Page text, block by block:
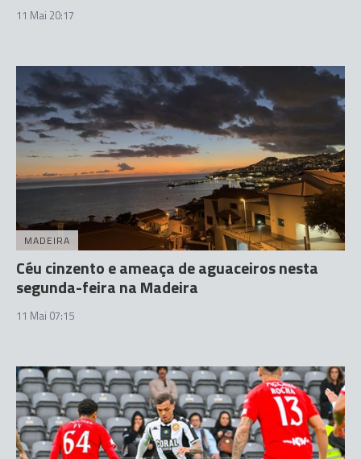
11 Mai 20:17
MADEIRA
Céu cinzento e ameaça de aguaceiros nesta
segunda-feira na Madeira
11 Mai 07:15